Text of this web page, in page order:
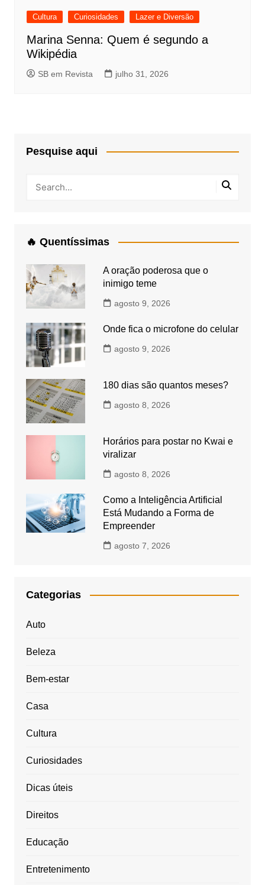
Cultura Curiosidades Lazer e Diversão
Marina Senna: Quem é segundo a
Wikipédia
SB em Revista julho 31, 2026
Pesquise aqui
🔥 Quentíssimas
A oração poderosa que o
inimigo teme
agosto 9, 2026
Onde fica o microfone do celular
agosto 9, 2026
180 dias são quantos meses?
agosto 8, 2026
Horários para postar no Kwai e
viralizar
agosto 8, 2026
Como a Inteligência Artificial
Está Mudando a Forma de
Empreender
agosto 7, 2026
Categorias
Auto
Beleza
Bem-estar
Casa
Cultura
Curiosidades
Dicas úteis
Direitos
Educação
Entretenimento